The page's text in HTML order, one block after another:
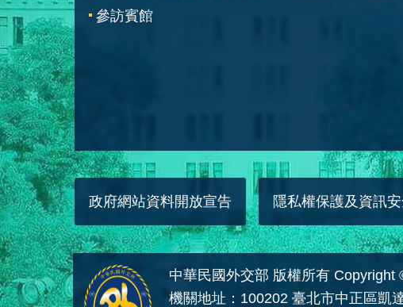
參訪賓館
政府網站資料開放宣告 隱私權保護及資訊
中華民國外交部 版權所有 Copyright
機關地址：100202 臺北市中正區凱